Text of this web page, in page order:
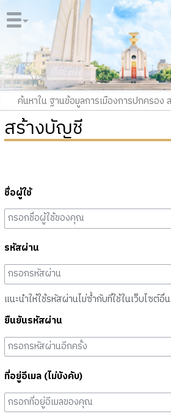
สร้างบัญชี
ชื่อผู้ใช้
รหัสผ่าน
แนะนำให้ใช้รหัสผ่านไม่ซ้ำกับที่ใช้ในเว็บไซต์อื่น
ยืนยันรหัสผ่าน
ที่อยู่อีเมล (ไม่บังคับ)